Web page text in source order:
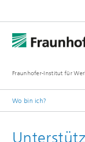
Fraunhofer-Institut für
Wo bin ich?